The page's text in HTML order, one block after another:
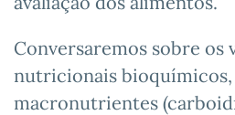
Conversaremos sobre os
nutricionais
macronutrientes